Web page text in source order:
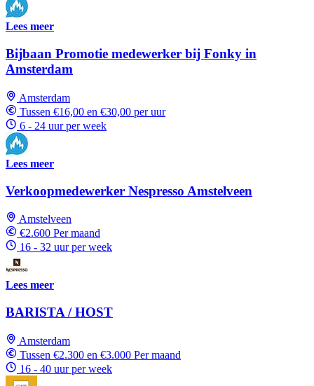
Lees meer
Bijbaan Promotie medewerker bij Fonky in
Amsterdam
Amsterdam
Tussen €16,00 en €30,00 per uur
6 - 24 uur per week
Lees meer
Verkoopmedewerker Nespresso Amstelveen
Amstelveen
€2.600 Per maand
16 - 32 uur per week
Lees meer
BARISTA / HOST
Amsterdam
Tussen €2.300 en €3.000 Per maand
16 - 40 uur per week